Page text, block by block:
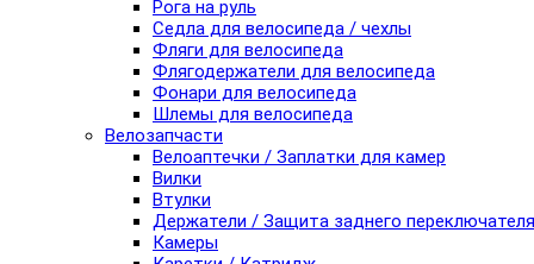
Рога на руль
Седла для велосипеда / чехлы
Фляги для велосипеда
Флягодержатели для велосипеда
Фонари для велосипеда
Шлемы для велосипеда
Велозапчасти
Велоаптечки / Заплатки для камер
Вилки
Втулки
Держатели / Защита заднего переключателя
Камеры